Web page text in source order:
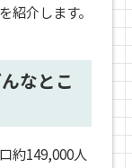
紹介します。
なとこ
約149,000人